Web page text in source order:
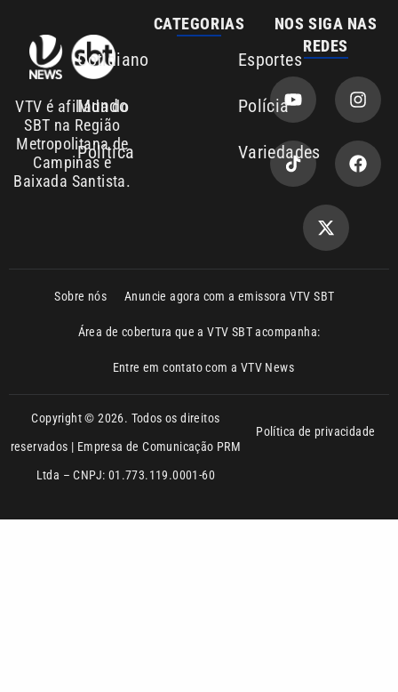
Anuncie agora com a emissora VTV SBT
Área de cobertura que a VTV SBT acompanha:
Entre em contato com a VTV News
Copyright © 2026. Todos os direitos
reservados | Empresa de Comunicação PRM
Política de privacidade